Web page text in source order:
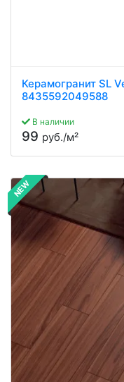
Керамогранит SL
8435592049588
В наличии
99 руб./м²
NEW